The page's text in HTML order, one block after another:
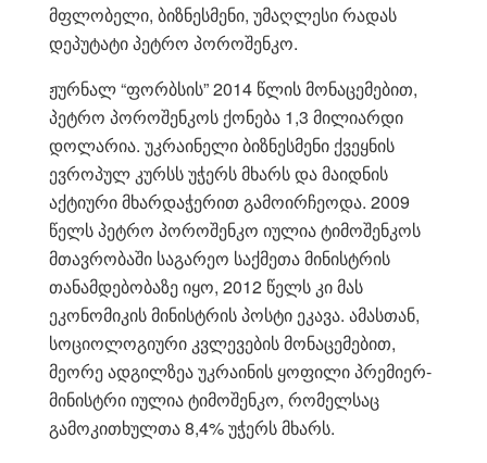
მფლობელი, ბიზნესმენი, უმაღლესი რადას
დეპუტატი პეტრო პოროშენკო.
ჟურნალ “ფორბსის” 2014 წლის მონაცემებით,
პეტრო პოროშენკოს ქონება 1,3 მილიარდი
დოლარია. უკრაინელი ბიზნესმენი ქვეყნის
ევროპულ კურსს უჭერს მხარს და მაიდნის
აქტიური მხარდაჭერით გამოირჩეოდა. 2009
წელს პეტრო პოროშენკო იულია ტიმოშენკოს
მთავრობაში საგარეო საქმეთა მინისტრის
თანამდებობაზე იყო, 2012 წელს კი მას
ეკონომიკის მინისტრის პოსტი ეკავა. ამასთან,
სოციოლოგიური კვლევების მონაცემებით,
მეორე ადგილზეა უკრაინის ყოფილი პრემიერ-
მინისტრი იულია ტიმოშენკო, რომელსაც
გამოკითხულთა 8,4% უჭერს მხარს.